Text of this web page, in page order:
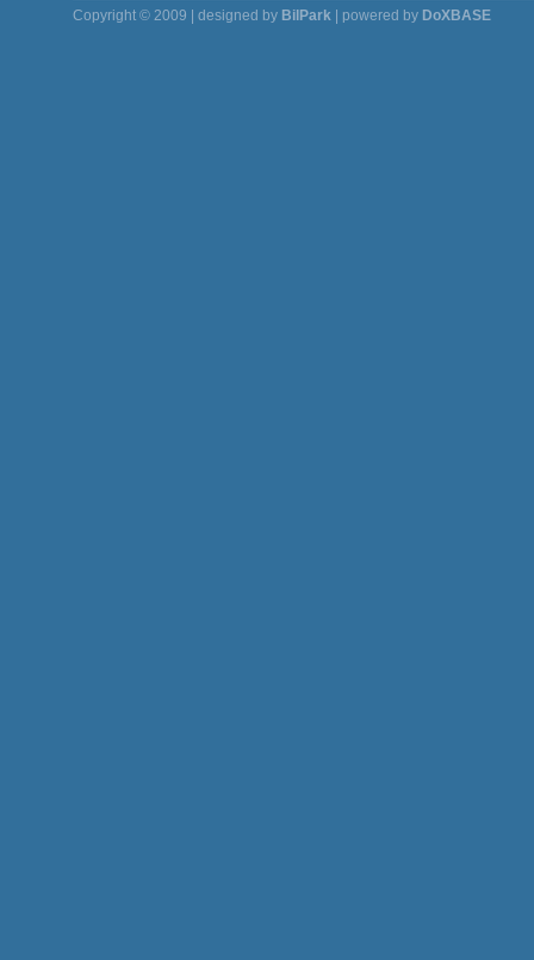
Copyright © 2009 | designed by BilPark | powered by DoXBASE